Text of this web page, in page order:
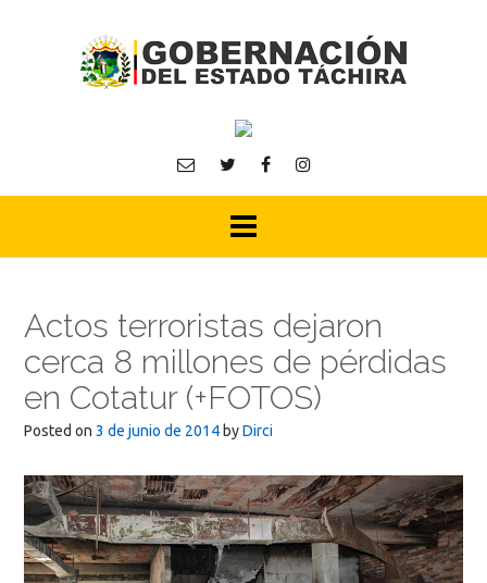
Actos terroristas dejaron
cerca 8 millones de pérdidas
en Cotatur (+FOTOS)
Posted on 3 de junio de 2014 byDirci